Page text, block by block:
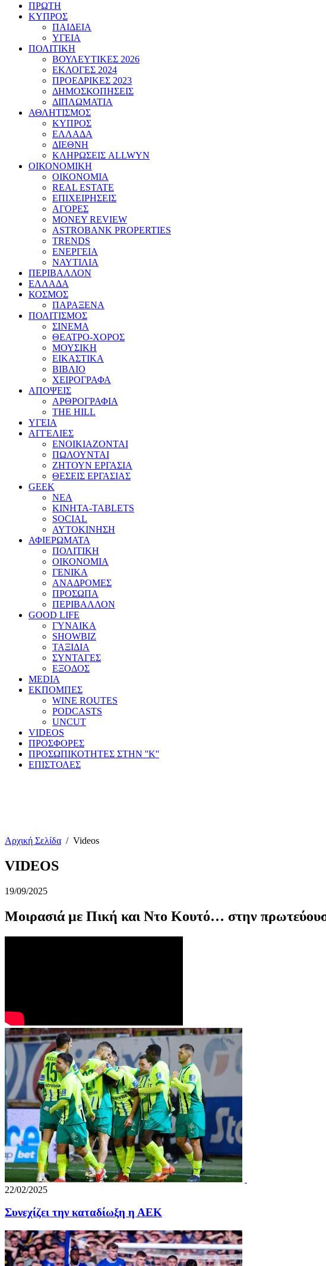
ΠΡΩΤΗ
ΚΥΠΡΟΣ
ΠΑΙΔΕΙΑ
ΥΓΕΙΑ
ΠΟΛΙΤΙΚΗ
ΒΟΥΛΕΥΤΙΚΕΣ 2026
ΕΚΛΟΓΕΣ 2024
ΠΡΟΕΔΡΙΚΕΣ 2023
ΔΗΜΟΣΚΟΠΗΣΕΙΣ
ΔΙΠΛΩΜΑΤΙΑ
ΑΘΛΗΤΙΣΜΟΣ
ΚΥΠΡΟΣ
ΕΛΛΑΔΑ
ΔΙΕΘΝΗ
ΚΛΗΡΩΣΕΙΣ ALLWYN
ΟΙΚΟΝΟΜΙΚΗ
ΟΙΚΟΝΟΜΙΑ
REAL ESTATE
ΕΠΙΧΕΙΡΗΣΕΙΣ
ΑΓΟΡΕΣ
MONEY REVIEW
ASTROBANK PROPERTIES
TRENDS
ΕΝΕΡΓΕΙΑ
ΝΑΥΤΙΛΙΑ
ΠΕΡΙΒΑΛΛΟΝ
ΕΛΛΑΔΑ
ΚΟΣΜΟΣ
ΠΑΡΑΞΕΝΑ
ΠΟΛΙΤΙΣΜΟΣ
ΣΙΝΕΜΑ
ΘΕΑΤΡΟ-ΧΟΡΟΣ
ΜΟΥΣΙΚΗ
ΕΙΚΑΣΤΙΚΑ
ΒΙΒΛΙΟ
ΧΕΙΡΟΓΡΑΦΑ
ΑΠΟΨΕΙΣ
ΑΡΘΡΟΓΡΑΦΙΑ
THE HILL
ΥΓΕΙΑ
ΑΓΓΕΛΙΕΣ
ΕΝΟΙΚΙΑΖΟΝΤΑΙ
ΠΩΛΟΥΝΤΑΙ
ΖΗΤΟΥΝ ΕΡΓΑΣΙΑ
ΘΕΣΕΙΣ ΕΡΓΑΣΙΑΣ
GEEK
ΝΕΑ
ΚΙΝΗΤΑ-TABLETS
SOCIAL
ΑΥΤΟΚΙΝΗΣΗ
ΑΦΙΕΡΩΜΑΤΑ
ΠΟΛΙΤΙΚΗ
ΟΙΚΟΝΟΜΙΑ
ΓΕΝΙΚΑ
ΑΝΑΔΡΟΜΕΣ
ΠΡΟΣΩΠΑ
ΠΕΡΙΒΑΛΛΟΝ
GOOD LIFE
ΓΥΝΑΙΚΑ
SHOWBIZ
ΤΑΞΙΔΙΑ
ΣΥΝΤΑΓΕΣ
ΕΞΟΔΟΣ
MEDIA
ΕΚΠΟΜΠΕΣ
WINE ROUTES
PODCASTS
UNCUT
VIDEOS
ΠΡΟΣΦΟΡΕΣ
ΠΡΟΣΩΠΙΚΟΤΗΤΕΣ ΣΤΗΝ ''Κ''
ΕΠΙΣΤΟΛΕΣ
Αρχική Σελίδα / Videos
VIDEOS
19/09/2025
Μοιρασιά με Πική και Ντο Κουτό… στην
22/02/2025
Συνεχίζει την καταδίωξη η ΑΕΚ